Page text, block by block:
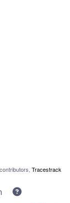
contributors, Tracestrack